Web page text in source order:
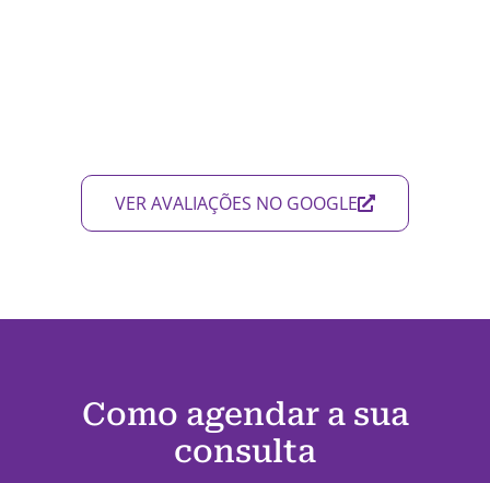
VER AVALIAÇÕES NO GOOGLE
Como agendar a sua
consulta